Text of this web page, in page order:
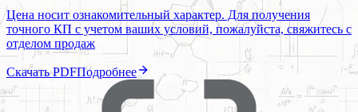
Цена носит ознакомительный характер. Для получения
точного КП с учетом ваших условий, пожалуйста, свяжитесь с
отделом продаж
Скачать PDFПодробнее